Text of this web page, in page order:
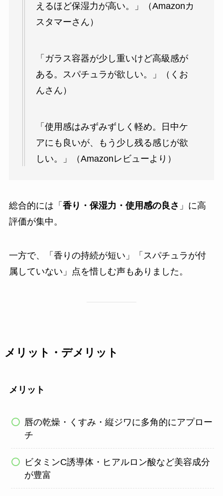
えるほど保湿力が高い。」（Amazonカ
スタマーさん）
「ガラス容器が少し重いけど高級感が
ある。スパチュラが欲しい。」（くお
んさん）
「使用感はみずみずしく軽め。日中ケ
アにも良いが、もう少し残る感じが欲
しい。」（Amazonレビューより）
総合的には「 香り・保湿力・使用感の良さ 」に高
評価が集中。
一方で、「香りの持続が短い」「スパチュラが付
属していない」点を惜しむ声もありました。
メリット・デメリット
メリット
唇の乾燥・くすみ・縦ジワに多角的にアプロー
チ
ビタミンC誘導体・ヒアルロン酸など美容成分
が豊富